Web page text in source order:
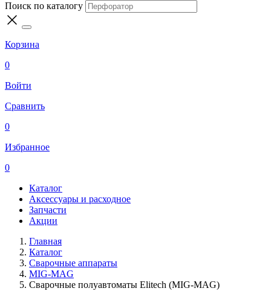
Поиск по каталогу
Корзина
0
Войти
Сравнить
0
Избранное
0
Каталог
Аксессуары и расходное
Запчасти
Акции
Главная
Каталог
Сварочные аппараты
MIG-MAG
Сварочные полуавтоматы Elitech (MIG-MAG)